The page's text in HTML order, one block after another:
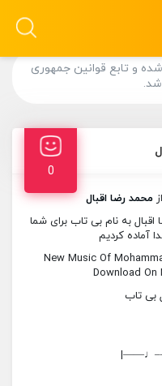
و تابع قوانین جمهوری
0
ازمحمد رضا اقبال
به نام بی تاب برای شما
آماده کردیم
New Music Of
Download On